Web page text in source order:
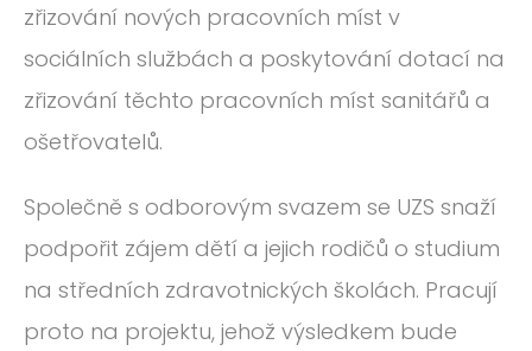
zřizování nových pracovních míst v
sociálních službách a poskytování dotací na
zřizování těchto pracovních míst sanitářů a
ošetřovatelů.
Společně s odborovým svazem se UZS snaží
podpořit zájem dětí a jejich rodičů o studium
na středních zdravotnických školách. Pracují
proto na projektu, jehož výsledkem bude